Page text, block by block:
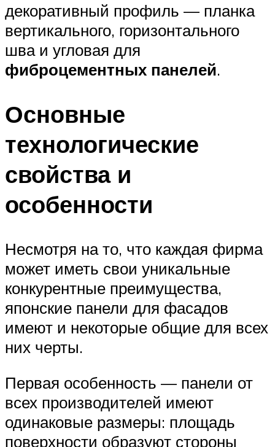
декоративный профиль — планка
вертикального, горизонтального
шва и угловая для
фиброцементных панелей.
Основные
технологические
свойства и
особенности
Несмотря на то, что каждая фирма
может иметь свои уникальные
конкурентные преимущества,
японские панели для фасадов
имеют и некоторые общие для всех
них черты.
Первая особенность — панели от
всех производителей имеют
одинаковые размеры: площадь
поверхности образуют стороны